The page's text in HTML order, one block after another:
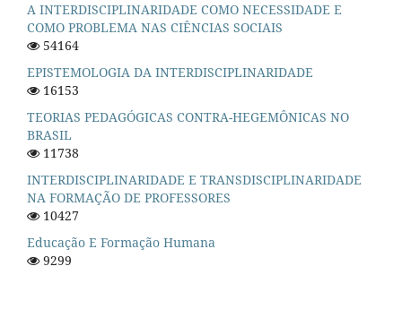
A INTERDISCIPLINARIDADE COMO NECESSIDADE E
COMO PROBLEMA NAS CIÊNCIAS SOCIAIS
54164
EPISTEMOLOGIA DA INTERDISCIPLINARIDADE
16153
TEORIAS PEDAGÓGICAS CONTRA-HEGEMÔNICAS NO
BRASIL
11738
INTERDISCIPLINARIDADE E TRANSDISCIPLINARIDADE
NA FORMAÇÃO DE PROFESSORES
10427
Educação E Formação Humana
9299